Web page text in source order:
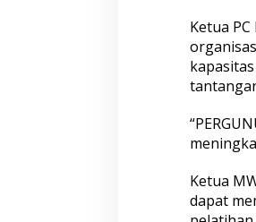
Ketua
Ketua
dapat